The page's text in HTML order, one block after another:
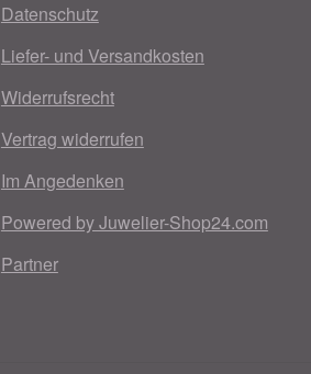
Datenschutz
Liefer- und Versandkosten
Widerrufsrecht
Vertrag widerrufen
Im Angedenken
Powered by Juwelier-Shop24.com
Partner